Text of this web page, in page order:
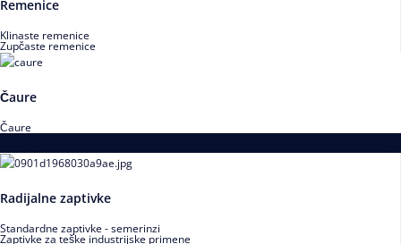
Remenice
Klinaste remenice
Zupčaste remenice
Čaure
Čaure
Radijalne zaptivke
Standardne zaptivke - semerinzi
Zaptivke za teške industrijske primene